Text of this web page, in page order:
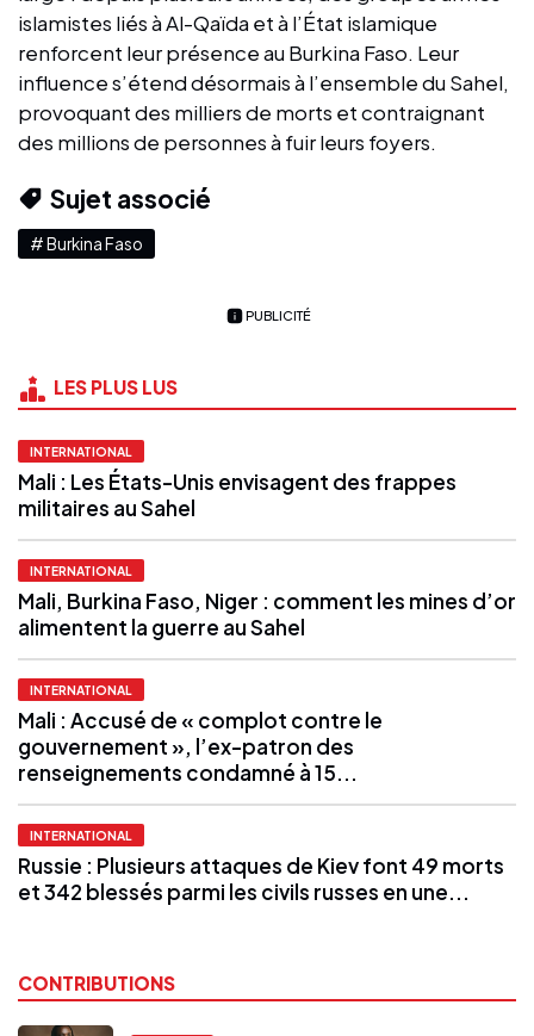
islamistes liés à Al-Qaïda et à l’État islamique
renforcent leur présence au Burkina Faso. Leur
influence s’étend désormais à l’ensemble du Sahel,
provoquant des milliers de morts et contraignant
des millions de personnes à fuir leurs foyers.
Sujet associé
# Burkina Faso
PUBLICITÉ
LES PLUS LUS
INTERNATIONAL
Mali : Les États-Unis envisagent des frappes
militaires au Sahel
INTERNATIONAL
Mali, Burkina Faso, Niger : comment les mines d’or
alimentent la guerre au Sahel
INTERNATIONAL
Mali : Accusé de « complot contre le
gouvernement », l’ex-patron des
renseignements condamné à 15...
INTERNATIONAL
Russie : Plusieurs attaques de Kiev font 49 morts
et 342 blessés parmi les civils russes en une...
CONTRIBUTIONS